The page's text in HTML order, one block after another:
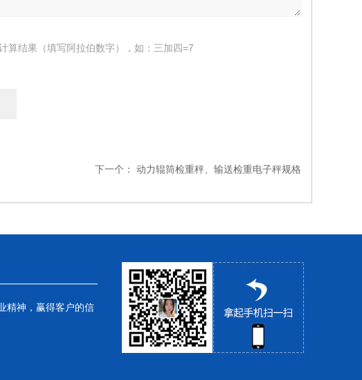
算结果（填写阿拉伯数字），如：三加四=7
下一个： 动力辊筒检重秤、输送检重电子秤规格
精神，赢得客户的信